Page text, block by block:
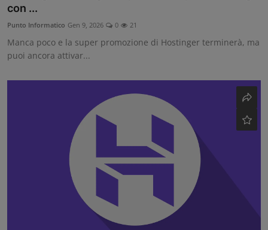
Community
con ...
Punto Informatico Gen 9, 2026 0 21
Manca poco e la super promozione di Hostinger terminerà, ma
puoi ancora attivar...